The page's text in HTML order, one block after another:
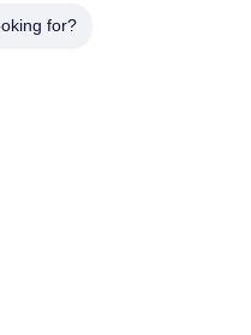
Kualitas
for?